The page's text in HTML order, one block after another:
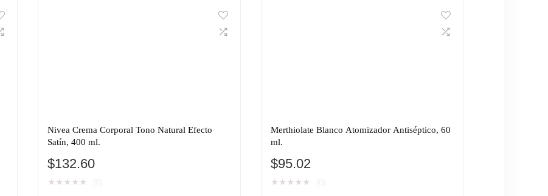
Nivea Crema Corporal Tono Natural Efecto
Satín, 400 ml.
$132.60
★ ★ ★ ★ ★
Merthiolate Blanco Atomizador Antiséptico, 60
ml.
$95.02
★ ★ ★ ★ ★